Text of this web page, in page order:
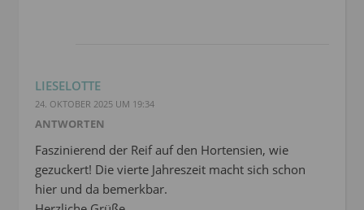
LIESELOTTE
24. OKTOBER 2025 UM 19:34
ANTWORTEN
Faszinierend der Reif auf den Hortensien, wie
gezuckert! Die vierte Jahreszeit macht sich schon
hier und da bemerkbar.